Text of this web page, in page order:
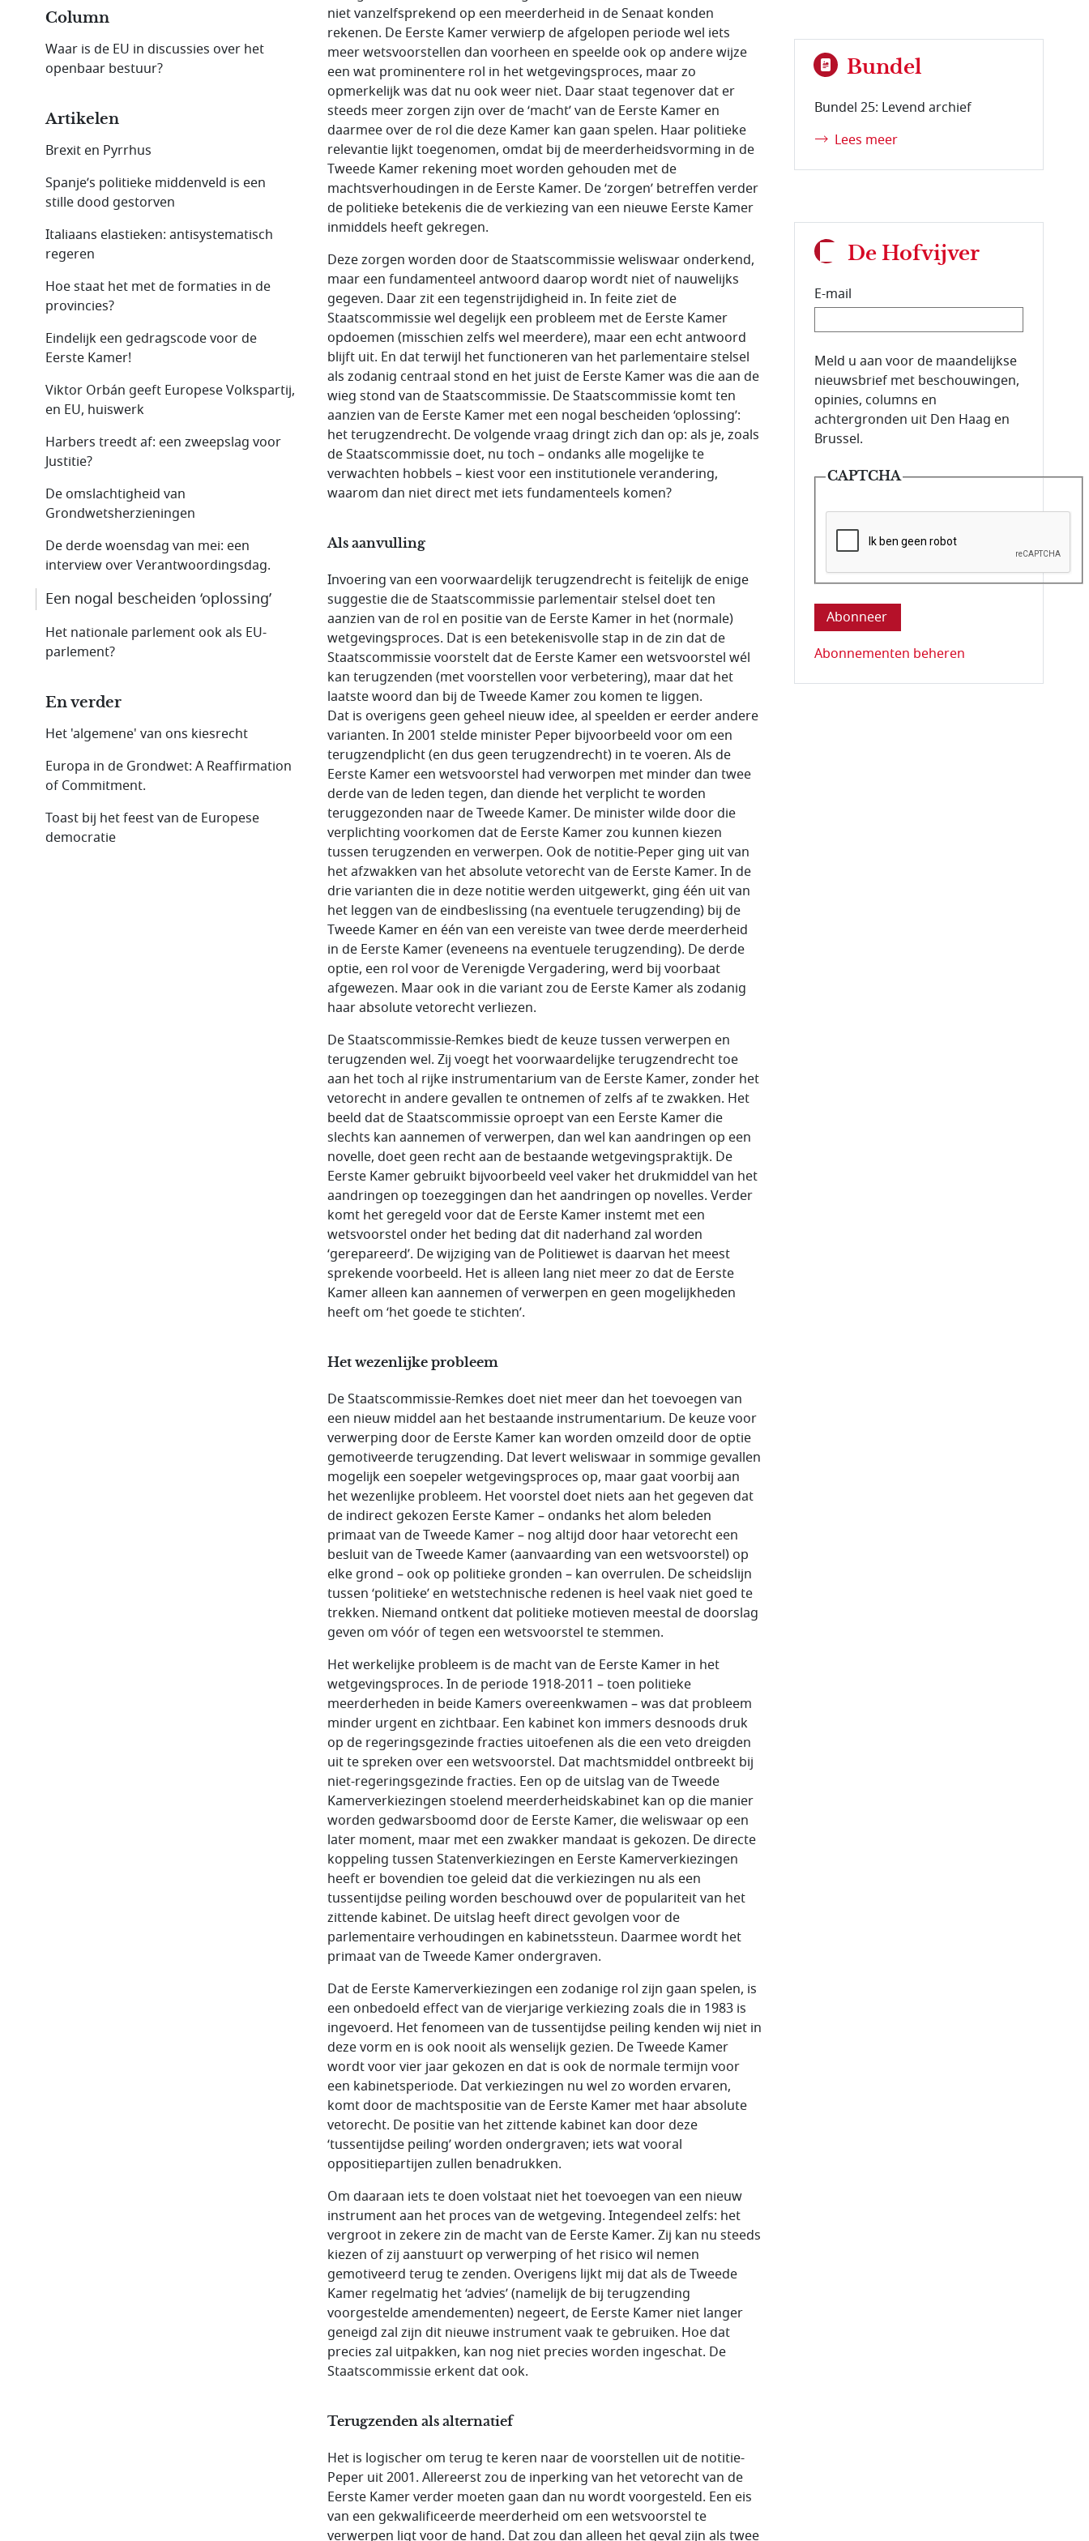
niet vanzelfsprekend op een meerderheid in de Senaat konden
rekenen. De Eerste Kamer verwierp de afgelopen periode wel iets
meer wetsvoorstellen dan voorheen en speelde ook op andere wijze
een wat prominentere rol in het wetgevingsproces, maar zo
opmerkelijk was dat nu ook weer niet. Daar staat tegenover dat er
steeds meer zorgen zijn over de ‘macht’ van de Eerste Kamer en
daarmee over de rol die deze Kamer kan gaan spelen. Haar politieke
relevantie lijkt toegenomen, omdat bij de meerderheidsvorming in de
Tweede Kamer rekening moet worden gehouden met de
machtsverhoudingen in de Eerste Kamer. De ‘zorgen’ betreffen verder
de politieke betekenis die de verkiezing van een nieuwe Eerste Kamer
inmiddels heeft gekregen.
Deze zorgen worden door de Staatscommissie weliswaar onderkend,
maar een fundamenteel antwoord daarop wordt niet of nauwelijks
gegeven. Daar zit een tegenstrijdigheid in. In feite ziet de
Staatscommissie wel degelijk een probleem met de Eerste Kamer
opdoemen (misschien zelfs wel meerdere), maar een echt antwoord
blijft uit. En dat terwijl het functioneren van het parlementaire stelsel
als zodanig centraal stond en het juist de Eerste Kamer was die aan de
wieg stond van de Staatscommissie. De Staatscommissie komt ten
aanzien van de Eerste Kamer met een nogal bescheiden ‘oplossing’:
het terugzendrecht. De volgende vraag dringt zich dan op: als je, zoals
de Staatscommissie doet, nu toch – ondanks alle mogelijke te
verwachten hobbels – kiest voor een institutionele verandering,
waarom dan niet direct met iets fundamenteels komen?
Als aanvulling
Invoering van een voorwaardelijk terugzendrecht is feitelijk de enige
suggestie die de Staatscommissie parlementair stelsel doet ten
aanzien van de rol en positie van de Eerste Kamer in het (normale)
wetgevingsproces. Dat is een betekenisvolle stap in de zin dat de
Staatscommissie voorstelt dat de Eerste Kamer een wetsvoorstel wél
kan terugzenden (met voorstellen voor verbetering), maar dat het
laatste woord dan bij de Tweede Kamer zou komen te liggen.
Dat is overigens geen geheel nieuw idee, al speelden er eerder andere
varianten. In 2001 stelde minister Peper bijvoorbeeld voor om een
terugzendplicht (en dus geen terugzendrecht) in te voeren. Als de
Eerste Kamer een wetsvoorstel had verworpen met minder dan twee
derde van de leden tegen, dan diende het verplicht te worden
teruggezonden naar de Tweede Kamer. De minister wilde door die
verplichting voorkomen dat de Eerste Kamer zou kunnen kiezen
tussen terugzenden en verwerpen. Ook de notitie-Peper ging uit van
het afzwakken van het absolute vetorecht van de Eerste Kamer. In de
drie varianten die in deze notitie werden uitgewerkt, ging één uit van
het leggen van de eindbeslissing (na eventuele terugzending) bij de
Tweede Kamer en één van een vereiste van twee derde meerderheid
in de Eerste Kamer (eveneens na eventuele terugzending). De derde
optie, een rol voor de Verenigde Vergadering, werd bij voorbaat
afgewezen. Maar ook in die variant zou de Eerste Kamer als zodanig
haar absolute vetorecht verliezen.
De Staatscommissie-Remkes biedt de keuze tussen verwerpen en
terugzenden wel. Zij voegt het voorwaardelijke terugzendrecht toe
aan het toch al rijke instrumentarium van de Eerste Kamer, zonder het
vetorecht in andere gevallen te ontnemen of zelfs af te zwakken. Het
beeld dat de Staatscommissie oproept van een Eerste Kamer die
slechts kan aannemen of verwerpen, dan wel kan aandringen op een
novelle, doet geen recht aan de bestaande wetgevingspraktijk. De
Eerste Kamer gebruikt bijvoorbeeld veel vaker het drukmiddel van het
aandringen op toezeggingen dan het aandringen op novelles. Verder
komt het geregeld voor dat de Eerste Kamer instemt met een
wetsvoorstel onder het beding dat dit naderhand zal worden
‘gerepareerd’. De wijziging van de Politiewet is daarvan het meest
sprekende voorbeeld. Het is alleen lang niet meer zo dat de Eerste
Kamer alleen kan aannemen of verwerpen en geen mogelijkheden
heeft om ‘het goede te stichten’.
Het wezenlijke probleem
De Staatscommissie-Remkes doet niet meer dan het toevoegen van
een nieuw middel aan het bestaande instrumentarium. De keuze voor
verwerping door de Eerste Kamer kan worden omzeild door de optie
gemotiveerde terugzending. Dat levert weliswaar in sommige gevallen
mogelijk een soepeler wetgevingsproces op, maar gaat voorbij aan
het wezenlijke probleem. Het voorstel doet niets aan het gegeven dat
de indirect gekozen Eerste Kamer – ondanks het alom beleden
primaat van de Tweede Kamer – nog altijd door haar vetorecht een
besluit van de Tweede Kamer (aanvaarding van een wetsvoorstel) op
elke grond – ook op politieke gronden – kan overrulen. De scheidslijn
tussen ‘politieke’ en wetstechnische redenen is heel vaak niet goed te
trekken. Niemand ontkent dat politieke motieven meestal de doorslag
geven om vóór of tegen een wetsvoorstel te stemmen.
Het werkelijke probleem is de macht van de Eerste Kamer in het
wetgevingsproces. In de periode 1918-2011 – toen politieke
meerderheden in beide Kamers overeenkwamen – was dat probleem
minder urgent en zichtbaar. Een kabinet kon immers desnoods druk
op de regeringsgezinde fracties uitoefenen als die een veto dreigden
uit te spreken over een wetsvoorstel. Dat machtsmiddel ontbreekt bij
niet-regeringsgezinde fracties. Een op de uitslag van de Tweede
Kamerverkiezingen stoelend meerderheidskabinet kan op die manier
worden gedwarsboomd door de Eerste Kamer, die weliswaar op een
later moment, maar met een zwakker mandaat is gekozen. De directe
koppeling tussen Statenverkiezingen en Eerste Kamerverkiezingen
heeft er bovendien toe geleid dat die verkiezingen nu als een
tussentijdse peiling worden beschouwd over de populariteit van het
zittende kabinet. De uitslag heeft direct gevolgen voor de
parlementaire verhoudingen en kabinetssteun. Daarmee wordt het
primaat van de Tweede Kamer ondergraven.
Dat de Eerste Kamerverkiezingen een zodanige rol zijn gaan spelen, is
een onbedoeld effect van de vierjarige verkiezing zoals die in 1983 is
ingevoerd. Het fenomeen van de tussentijdse peiling kenden wij niet in
deze vorm en is ook nooit als wenselijk gezien. De Tweede Kamer
wordt voor vier jaar gekozen en dat is ook de normale termijn voor
een kabinetsperiode. Dat verkiezingen nu wel zo worden ervaren,
komt door de machtspositie van de Eerste Kamer met haar absolute
vetorecht. De positie van het zittende kabinet kan door deze
‘tussentijdse peiling’ worden ondergraven; iets wat vooral
oppositiepartijen zullen benadrukken.
Om daaraan iets te doen volstaat niet het toevoegen van een nieuw
instrument aan het proces van de wetgeving. Integendeel zelfs: het
vergroot in zekere zin de macht van de Eerste Kamer. Zij kan nu steeds
kiezen of zij aanstuurt op verwerping of het risico wil nemen
gemotiveerd terug te zenden. Overigens lijkt mij dat als de Tweede
Kamer regelmatig het ‘advies’ (namelijk de bij terugzending
voorgestelde amendementen) negeert, de Eerste Kamer niet langer
geneigd zal zijn dit nieuwe instrument vaak te gebruiken. Hoe dat
precies zal uitpakken, kan nog niet precies worden ingeschat. De
Staatscommissie erkent dat ook.
Terugzenden als alternatief
Het is logischer om terug te keren naar de voorstellen uit de notitie-
Peper uit 2001. Allereerst zou de inperking van het vetorecht van de
Eerste Kamer verder moeten gaan dan nu wordt voorgesteld. Een eis
van een gekwalificeerde meerderheid om een wetsvoorstel te
verwerpen ligt voor de hand. Dat zou dan alleen het geval zijn als twee
Column
Waar is de EU in discussies over het
openbaar bestuur?
Artikelen
Brexit en Pyrrhus
Spanje’s politieke middenveld is een
stille dood gestorven
Italiaans elastieken: antisystematisch
regeren
Hoe staat het met de formaties in de
provincies?
Eindelijk een gedragscode voor de
Eerste Kamer!
Viktor Orbán geeft Europese Volkspartij,
en EU, huiswerk
Harbers treedt af: een zweepslag voor
Justitie?
De omslachtigheid van
Grondwetsherzieningen
De derde woensdag van mei: een
interview over Verantwoordingsdag.
Een nogal bescheiden ‘oplossing’
Het nationale parlement ook als EU-
parlement?
En verder
Het 'algemene' van ons kiesrecht
Europa in de Grondwet: A Reaffirmation
of Commitment.
Toast bij het feest van de Europese
democratie
Bundel
Bundel 25: Levend archief
Lees meer
De Hofvijver
E-mail
E-mailadres van de abonnee.
Meld u aan voor de maandelijkse
nieuwsbrief met beschouwingen,
opinies, columns en
achtergronden uit Den Haag en
Brussel.
CAPTCHA
Deze vraag is om te controleren dat u
Abonnementen beheren